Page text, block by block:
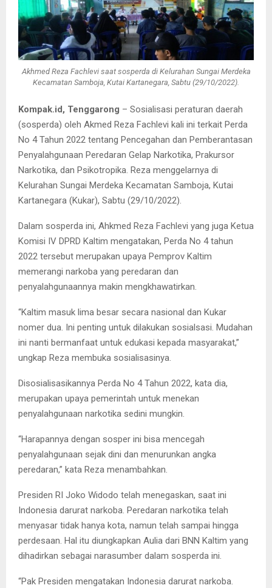
Akhmed Reza Fachlevi saat sosperda di Kelurahan Sungai Merdeka
Kecamatan Samboja, Kutai Kartanegara, Sabtu (29/10/2022).
Kompak.id, Tenggarong – Sosialisasi peraturan daerah
(sosperda) oleh Akmed Reza Fachlevi kali ini terkait Perda
No 4 Tahun 2022 tentang Pencegahan dan Pemberantasan
Penyalahgunaan Peredaran Gelap Narkotika, Prakursor
Narkotika, dan Psikotropika. Reza menggelarnya di
Kelurahan Sungai Merdeka Kecamatan Samboja, Kutai
Kartanegara (Kukar), Sabtu (29/10/2022).
Dalam sosperda ini, Ahkmed Reza Fachlevi yang juga Ketua
Komisi IV DPRD Kaltim mengatakan, Perda No 4 tahun
2022 tersebut merupakan upaya Pemprov Kaltim
memerangi narkoba yang peredaran dan
penyalahgunaannya makin mengkhawatirkan.
“Kaltim masuk lima besar secara nasional dan Kukar
nomer dua. Ini penting untuk dilakukan sosialsasi. Mudahan
ini nanti bermanfaat untuk edukasi kepada masyarakat,”
ungkap Reza membuka sosialisasinya.
Disosialisasikannya Perda No 4 Tahun 2022, kata dia,
merupakan upaya pemerintah untuk menekan
penyalahgunaan narkotika sedini mungkin.
“Harapannya dengan sosper ini bisa mencegah
penyalahgunaan sejak dini dan menurunkan angka
peredaran,” kata Reza menambahkan.
Presiden RI Joko Widodo telah menegaskan, saat ini
Indonesia darurat narkoba. Peredaran narkotika telah
menyasar tidak hanya kota, namun telah sampai hingga
perdesaan. Hal itu diungkapkan Aulia dari BNN Kaltim yang
dihadirkan sebagai narasumber dalam sosperda ini.
“Pak Presiden mengatakan Indonesia darurat narkoba.